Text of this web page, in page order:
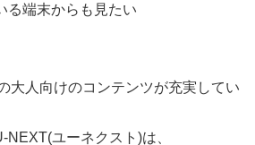
る端末からも見たい
大人向けのコンテンツが充実してい
ユーネクスト)は、